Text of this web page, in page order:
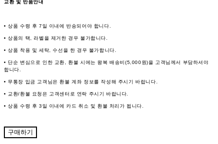
교환 및 반품안내
• 상품 수령 후 7일 이내에 반송되어야 합니다.
• 상품의 택, 라벨을 제거한 경우 불가합니다.
• 상품 착용 및 세탁, 수선을 한 경우 불가합니다.
• 단순 변심으로 인한 교환, 환불 시에는 왕복 배송비(5,000원)을 고객님께서 부담하셔야
합니다.
• 무통장 입금 고객님은 환불 계좌 정보를 작성해 주시기 바랍니다.
• 교환/환불 요청은 고객센터로 연락 주시기 바랍니다.
• 상품 수령 후 3일 이내에 카드 취소 및 환불 처리가 됩니다.
구매하기